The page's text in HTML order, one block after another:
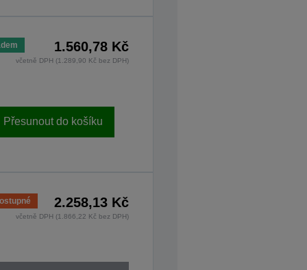
1.560,78 Kč
včetně DPH (1.289,90 Kč bez DPH)
Přesunout do košíku
2.258,13 Kč
včetně DPH (1.866,22 Kč bez DPH)